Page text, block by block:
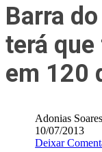
Barra
terá
em 120
Adonias Soares
10/07/2013
Deixar